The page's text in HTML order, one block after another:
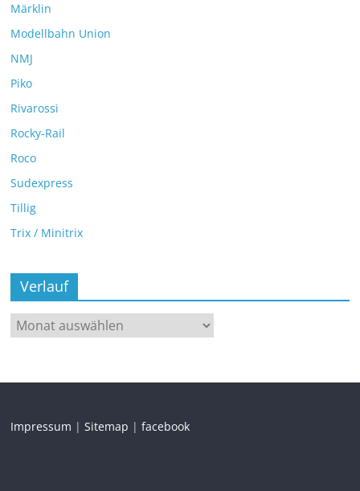
Märklin
Modellbahn Union
NMJ
Piko
Rivarossi
Rocky-Rail
Roco
Sudexpress
Tillig
Trix / Minitrix
Verlauf
Impressum |Sitemap |facebook